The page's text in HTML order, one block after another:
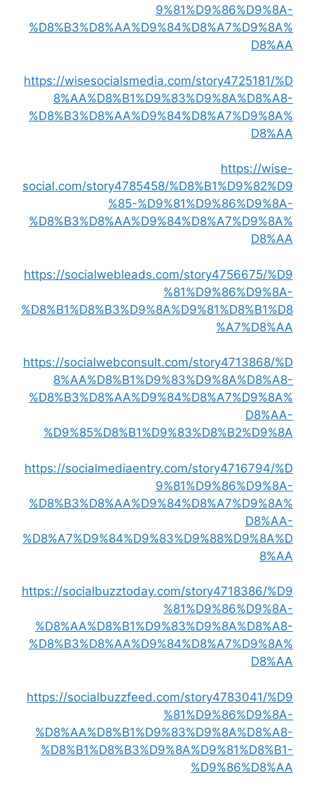
9%81%D9%86%D9%8A-
%D8%B3%D8%AA%D9%84%D8%A7%D9%8A%
D8%AA
https://wisesocialsmedia.com/story4725181/%D
8%AA%D8%B1%D9%83%D9%8A%D8%A8-
%D8%B3%D8%AA%D9%84%D8%A7%D9%8A%
D8%AA
https://wise-
social.com/story4785458/%D8%B1%D9%82%D9
%85-%D9%81%D9%86%D9%8A-
%D8%B3%D8%AA%D9%84%D8%A7%D9%8A%
D8%AA
https://socialwebleads.com/story4756675/%D9
%81%D9%86%D9%8A-
%D8%B1%D8%B3%D9%8A%D9%81%D8%B1%D8
%A7%D8%AA
https://socialwebconsult.com/story4713868/%D
8%AA%D8%B1%D9%83%D9%8A%D8%A8-
%D8%B3%D8%AA%D9%84%D8%A7%D9%8A%
D8%AA-
%D9%85%D8%B1%D9%83%D8%B2%D9%8A
https://socialmediaentry.com/story4716794/%D
9%81%D9%86%D9%8A-
%D8%B3%D8%AA%D9%84%D8%A7%D9%8A%
D8%AA-
%D8%A7%D9%84%D9%83%D9%88%D9%8A%D
8%AA
https://socialbuzztoday.com/story4718386/%D9
%81%D9%86%D9%8A-
%D8%AA%D8%B1%D9%83%D9%8A%D8%A8-
%D8%B3%D8%AA%D9%84%D8%A7%D9%8A%
D8%AA
https://socialbuzzfeed.com/story4783041/%D9
%81%D9%86%D9%8A-
%D8%AA%D8%B1%D9%83%D9%8A%D8%A8-
%D8%B1%D8%B3%D9%8A%D9%81%D8%B1-
%D9%86%D8%AA